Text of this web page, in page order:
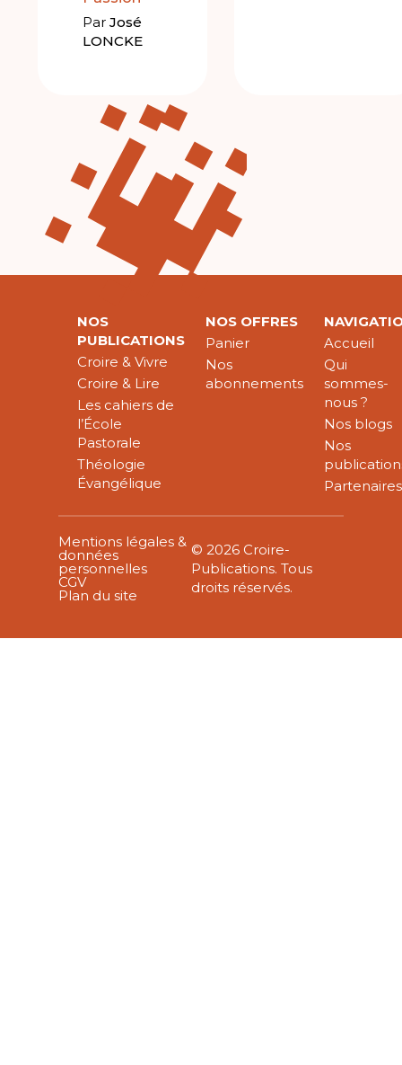
ParJosé
LONCKE
NOS
PUBLICATIONS
Croire & Vivre
Croire & Lire
Les cahiers de
l’École
Pastorale
Théologie
Évangélique
NOS OFFRES
Panier
Nos
abonnements
Accueil
Qui
sommes-
nous ?
Nos blogs
Nos
Partenaires
Mentions légales &
données
personnelles
CGV
Plan du site
© 2026 Croire-
Publications. Tous
droits réservés.